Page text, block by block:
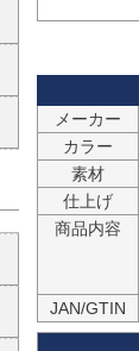
メーカー
カラー
素材
仕上げ
商品内容
JAN/GTIN